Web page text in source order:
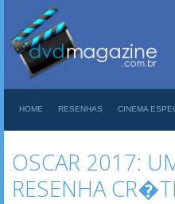
HOME RESENHAS CINEMA
OSCAR 2017:
RESENHA